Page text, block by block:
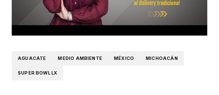
AGUACATE MEDIO AMBIENTE MÉXICO MICHOACÁN
SUPER BOWL LX